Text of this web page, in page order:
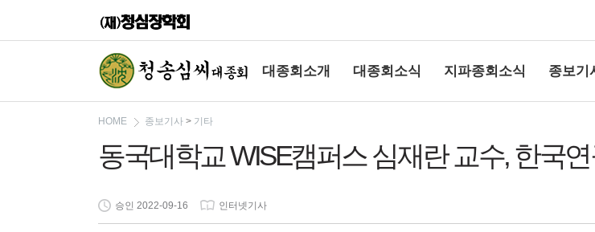
대종회소개 대종회소식 지파종회소식 종보기
HOME 종보기사 > 기타
동국대학교 WISE캠퍼스 심재란 교수, 한국
승인 2022-09-16 인터넷기사